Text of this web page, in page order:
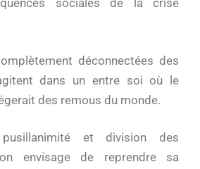
sociales de la crise
déconnectées des
dans un entre soi où le
des remous du monde.
pusillanimité et division des
envisage de reprendre sa